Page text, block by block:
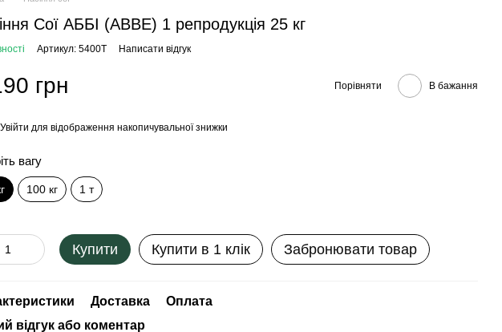
Сої АББІ (ABBE) 1 репродукція 25 кг
Артикул: 5400T Написати відгук
грн Порівняти В бажання
Увійти для відображення накопичувальної знижки
вагу
100 кг 1 т
Купити Купити в 1 клік Забронювати товар
Доставка
Оплата
відгук або коментар